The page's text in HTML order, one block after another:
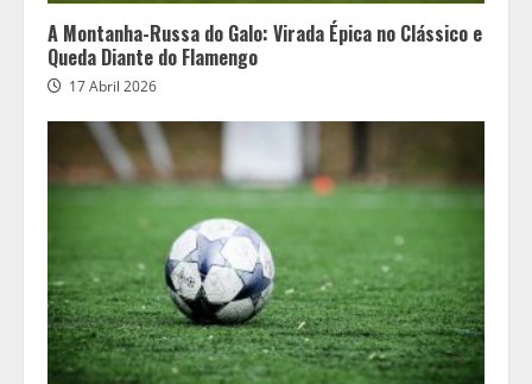
A Montanha-Russa do Galo: Virada Épica no Clássico e
Queda Diante do Flamengo
17 Abril 2026